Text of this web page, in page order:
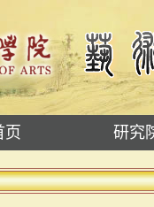
页 研究